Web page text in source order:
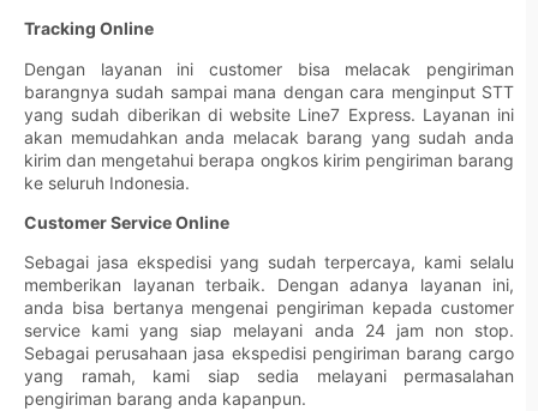
Tracking Online
Dengan layanan ini customer bisa melacak pengiriman
barangnya sudah sampai mana dengan cara menginput STT
yang sudah diberikan di website Line7 Express. Layanan ini
akan memudahkan anda melacak barang yang sudah anda
kirim dan mengetahui berapa ongkos kirim pengiriman barang
ke seluruh Indonesia.
Customer Service Online
Sebagai jasa ekspedisi yang sudah terpercaya, kami selalu
memberikan layanan terbaik. Dengan adanya layanan ini,
anda bisa bertanya mengenai pengiriman kepada customer
service kami yang siap melayani anda 24 jam non stop.
Sebagai perusahaan jasa ekspedisi pengiriman barang cargo
yang ramah, kami siap sedia melayani permasalahan
pengiriman barang anda kapanpun.